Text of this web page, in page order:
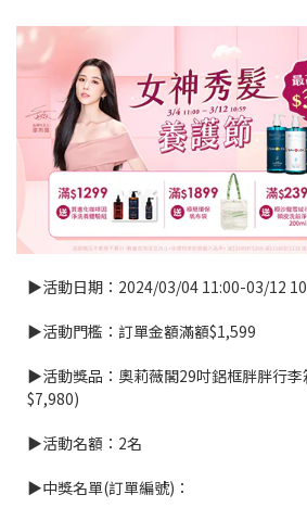
▶活動日期：2024/03/04 11:00-03/12
▶活動門檻：訂單金額滿額$1,599
▶活動獎品：奧莉薇閣29吋鋁框胖胖行
$7,980)
▶活動名額：2名
▶中獎名單(訂單編號)：